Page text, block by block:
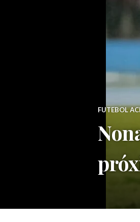
FUTEBOL